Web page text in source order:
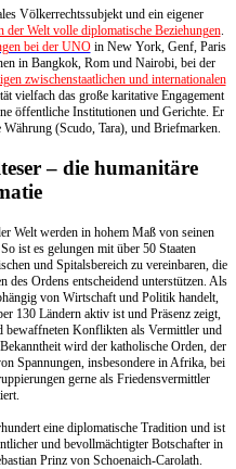
Völkerrechtssubjekt und ein eigener
der Welt volle diplomatische Beziehungen.
bei der UNOin New York, Genf, Paris
in Bangkok, Rom und Nairobi, bei der
zwischenstaatlichen und internationalen
vielfach das große karitative Engagement
öffentliche Institutionen und Gerichte. Er
Währung (Scudo, Tara), und Briefmarken.
– die humanitäre
Welt werden in hohem Maß von seinen
ist es gelungen mit über 50 Staaten
und Spitalsbereich zu vereinbaren, die
des Ordens entscheidend unterstützen. Als
von Wirtschaft und Politik handelt,
130 Ländern aktiv ist und Präsenz zeigt,
bewaffneten Konflikten als Vermittler und
wird der katholische Orden, der
Spannungen, insbesondere in Afrika, bei
gerne als Friedensvermittler
eine diplomatische Tradition und ist
und bevollmächtigter Botschafter in
Prinz von Schoenaich-Carolath.